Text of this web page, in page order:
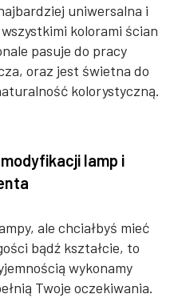
uniwersalna i
kolorami ścian
pasuje do pracy
oraz jest świetna do
kolorystyczną.
lamp i
ale chciałbyś mieć
bądź kształcie, to
wykonamy
Twoje oczekiwania.